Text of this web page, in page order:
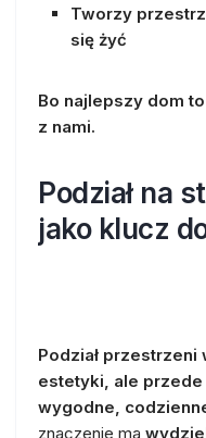
Tworzy
się żyć
Bo najlepszy dom
z nami.
Podział na
jako klucz
Podział
estetyki, ale
wygodne,
znaczenie ma